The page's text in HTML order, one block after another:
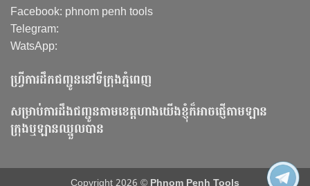
Facebook: phnom penh tools
Telegram:
WatsApp:
ហ្វ្រីការដឹកជញ្ជូននៅទីក្រុងភ្នំពេញ
សម្រាប់ការដឹងជញ្ជូនតាមខេត្តហាងយើងខ្ញុំក៏អាចផ្ញើតាមឡាន
ក្រុងឬឡានឈ្នួលបាន